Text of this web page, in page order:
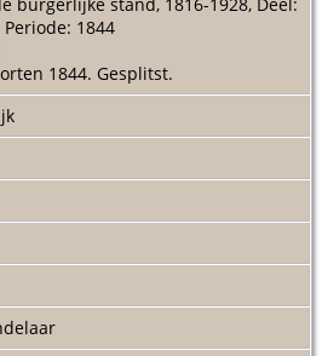
Periode: 1844
1844. Gesplitst.